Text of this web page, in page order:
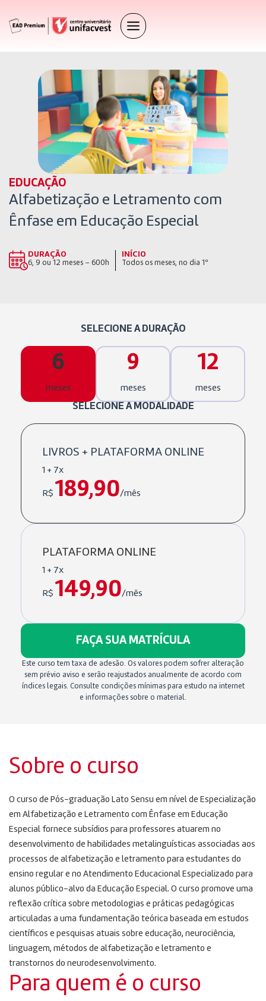
EDUCAÇÃO
Alfabetização e Letramento com
Ênfase em Educação Especial
DURAÇÃO
6, 9 ou 12 meses – 600h
INÍCIO
Todos os meses, no dia 1º
Sobre o curso
O curso de Pós-graduação Lato Sensu em nível de Especialização
em Alfabetização e Letramento com Ênfase em Educação
Especial fornece subsídios para professores atuarem no
desenvolvimento de habilidades metalinguísticas associadas aos
processos de alfabetização e letramento para estudantes do
ensino regular e no Atendimento Educacional Especializado para
alunos público-alvo da Educação Especial. O curso promove uma
reflexão crítica sobre metodologias e práticas pedagógicas
articuladas a uma fundamentação teórica baseada em estudos
científicos e pesquisas atuais sobre educação, neurociência,
linguagem, métodos de alfabetização e letramento e
transtornos do neurodesenvolvimento.
Para quem é o curso
SELECIONE A DURAÇÃO
6
meses
9
meses
12
meses
SELECIONE A MODALIDADE
LIVROS + PLATAFORMA ONLINE
1 + 7x
R$ 189,90/mês
PLATAFORMA ONLINE
1 + 7x
R$ 149,90/mês
FAÇA SUA MATRÍCULA
Este curso tem taxa de adesão. Os valores podem sofrer alteração
sem prévio aviso e serão reajustados anualmente de acordo com
índices legais. Consulte condições mínimas para estudo na internet
e informações sobre o material.